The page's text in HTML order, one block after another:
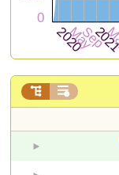
 